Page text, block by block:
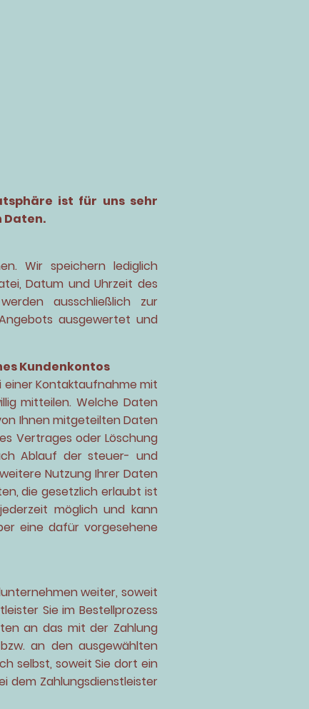
ist für uns sehr
Daten.
Wir speichern lediglich
Datum und Uhrzeit des
ausschließlich zur
ausgewertet und
Kundenkontos
einer Kontaktaufnahme mit
mitteilen. Welche Daten
Ihnen mitgeteilten Daten
Vertrages oder Löschung
Ablauf der steuer- und
Nutzung Ihrer Daten
die gesetzlich erlaubt ist
möglich und kann
eine dafür vorgesehene
weiter, soweit
Sie im Bestellprozess
an das mit der Zahlung
an den ausgewählten
selbst, soweit Sie dort ein
dem Zahlungsdienstleister